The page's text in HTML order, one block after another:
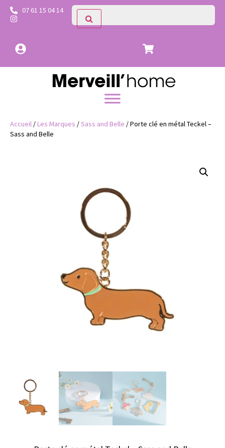
07 61 15 04 14
Accueil /Les Marques /Sass and Belle / Porte clé en métal Teckel –
Sass and Belle